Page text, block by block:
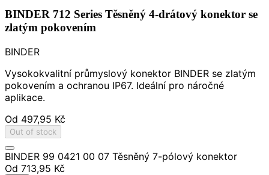
BINDER 712 Series Těsněný 4-drátový konektor se
zlatým pokovením
BINDER
Vysokokvalitní průmyslový konektor BINDER se zlatým
pokovením a ochranou IP67. Ideální pro náročné
aplikace.
Od 497,95 Kč
Out of stock
BINDER 99 0421 00 07 Těsněný 7-pólový konektor
Od 713,95 Kč